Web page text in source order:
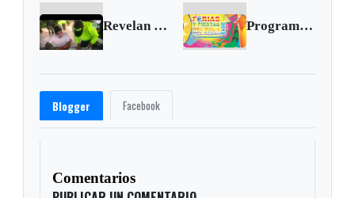
Revelan video de la captura de alias ‘Fritanga’ Programa de la Feria del Sol y del Acero 2012 - Julio 5, 6, 7 y 8
Blogger Facebook
Comentarios